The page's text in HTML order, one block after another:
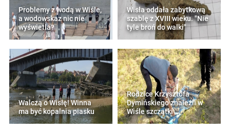
Problemy z wodą w Wiśle,
a wodowskaz nic nie
wyświetla?
Wisła oddała zabytkową
szablę z XVIII wieku. "Nie
tyle broń do walki"
Walczą o Wisłę! Winna
ma być kopalnia piasku
Rodzice Krzysztofa
Dymińskiego znaleźli w
Wiśle szczątki